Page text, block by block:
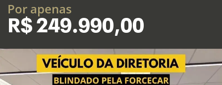
Por apenas
R$ 249.990,00